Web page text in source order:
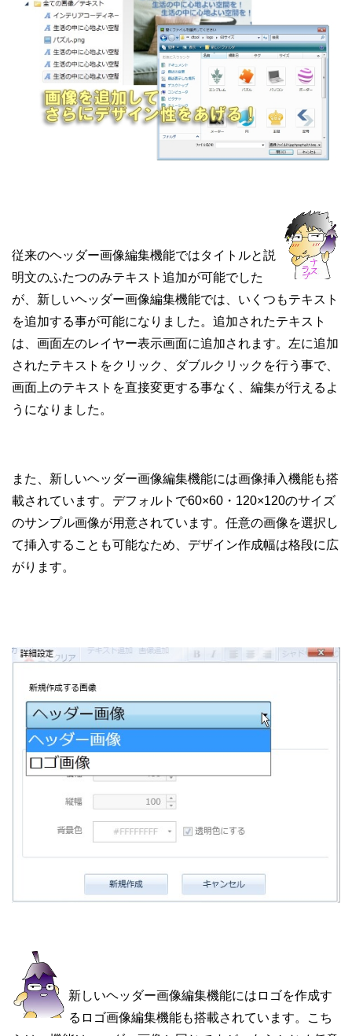
従来のヘッダー画像編集機能ではタイトルと説
明文のふたつのみテキスト追加が可能でした
が、新しいヘッダー画像編集機能では、いくつもテキスト
を追加する事が可能になりました。追加されたテキスト
は、画面左のレイヤー表示画面に追加されます。左に追加
されたテキストをクリック、ダブルクリックを行う事で、
画面上のテキストを直接変更する事なく、編集が行えるよ
うになりました。
また、新しいヘッダー画像編集機能には画像挿入機能も搭
載されています。デフォルトで60×60・120×120のサイズ
のサンプル画像が用意されています。任意の画像を選択し
て挿入することも可能なため、デザイン作成幅は格段に広
がります。
新しいヘッダー画像編集機能にはロゴを作成す
るロゴ画像編集機能も搭載されています。こち